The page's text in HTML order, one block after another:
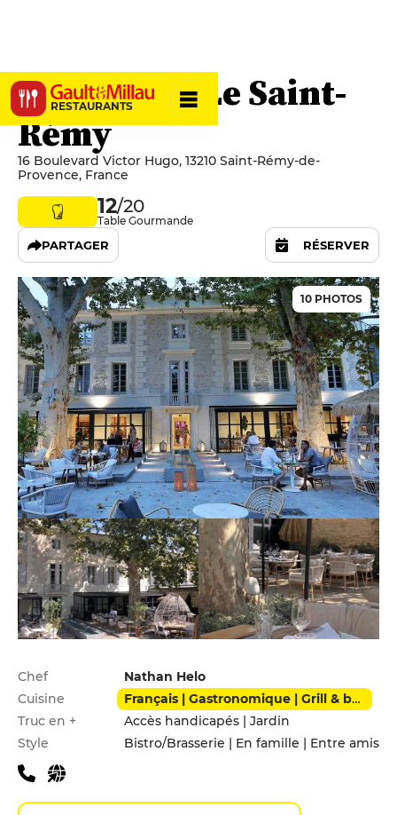
RESTAURANTS
Lou Patio - Le Saint-
Rémy
16 Boulevard Victor Hugo, 13210 Saint-Rémy-de-
Provence, France
12/20
Table Gourmande
PARTAGER RÉSERVER
10 PHOTOS
Infos pratiques
Chef
Nathan Helo
Cuisine
Français | Gastronomique | Grill & barbecue | Méditerranéen
Truc en +
Accès handicapés | Jardin
Style
Bistro/Brasserie | En famille | Entre amis